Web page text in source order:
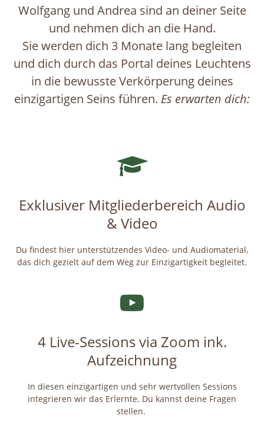
Wolfgang und Andrea sind an deiner Seite
und nehmen dich an die Hand.
Sie werden dich 3 Monate lang begleiten
und dich durch das Portal deines Leuchtens
in die bewusste Verkörperung deines
einzigartigen Seins führen. Es erwarten dich:
Exklusiver Mitgliederbereich Audio
& Video
Du findest hier unterstützendes Video- und Audiomaterial,
das dich gezielt auf dem Weg zur Einzigartigkeit begleitet.
4 Live-Sessions via Zoom ink.
Aufzeichnung
In diesen einzigartigen und sehr wertvollen Sessions
integrieren wir das Erlernte. Du kannst deine Fragen
stellen.